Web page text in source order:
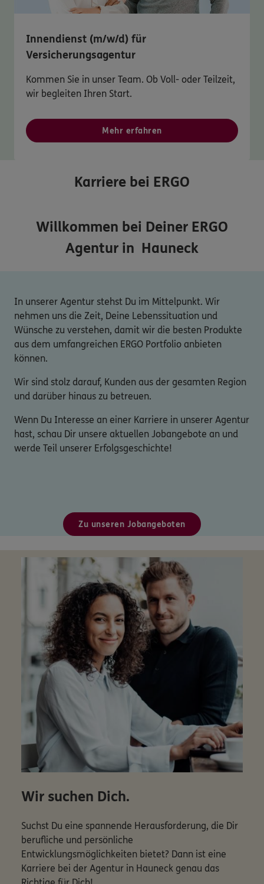
Innendienst (m/w/d) für
Versicherungsagentur
Kommen Sie in unser Team. Ob Voll- oder Teilzeit,
wir begleiten Ihren Start.
Mehr erfahren
Karriere bei ERGO
Willkommen bei Deiner ERGO
Agentur in Hauneck
In unserer Agentur stehst Du im Mittelpunkt. Wir
nehmen uns die Zeit, Deine Lebenssituation und
Wünsche zu verstehen, damit wir die besten Produkte
aus dem umfangreichen ERGO Portfolio anbieten
können.
Wir sind stolz darauf, Kunden aus der gesamten Region
und darüber hinaus zu betreuen.
Wenn Du Interesse an einer Karriere in unserer Agentur
hast, schau Dir unsere aktuellen Jobangebote an und
werde Teil unserer Erfolgsgeschichte!
Zu unseren Jobangeboten
Wir suchen Dich.
Suchst Du eine spannende Herausforderung, die Dir
berufliche und persönliche
Entwicklungsmöglichkeiten bietet? Dann ist eine
Karriere bei der Agentur in Hauneck genau das